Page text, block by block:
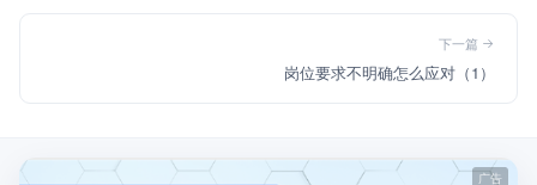
下一篇
岗位要求不明确怎么应对（1）